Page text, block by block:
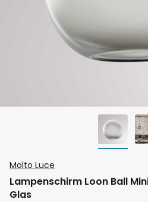
Anfang
der
Molto Luce
Lampenschirm Loon Ball
Glas